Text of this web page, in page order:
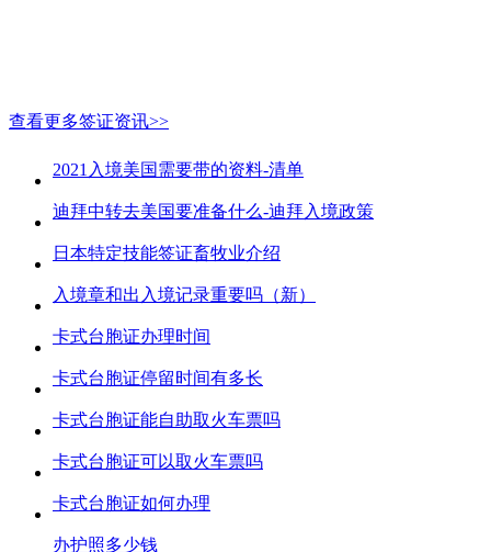
查看更多签证资讯>>
2021入境美国需要带的资料-清单
迪拜中转去美国要准备什么-迪拜入境政策
日本特定技能签证畜牧业介绍
入境章和出入境记录重要吗（新）
卡式台胞证办理时间
卡式台胞证停留时间有多长
卡式台胞证能自助取火车票吗
卡式台胞证可以取火车票吗
卡式台胞证如何办理
办护照多少钱